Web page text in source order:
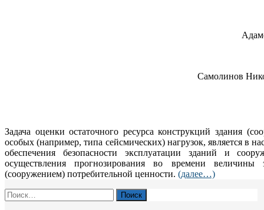
Самолинов
Задача оценки остаточного ресурса конструкций здания
особых (например, типа сейсмических) нагрузок, является в
обеспечения безопасности эксплуатации зданий и
осуществления прогнозирования во времени
(сооружением) потребительной ценности. (далее…)
Найти: